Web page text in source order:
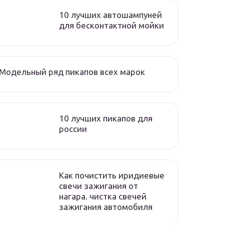
10 лучших автошампуней
для бесконтактной мойки
Модельный ряд пикапов всех марок
10 лучших пикапов для
россии
Как почистить иридиевые
свечи зажигания от
нагара. чистка свечей
зажигания автомобиля